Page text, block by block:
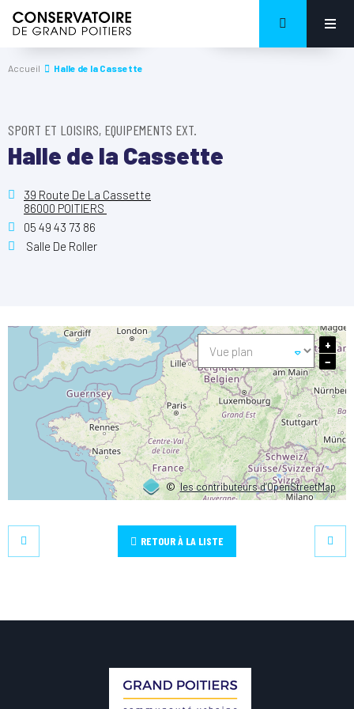
Accueil Halle de la Cassette
SPORT ET LOISIRS, EQUIPEMENTS EXT.
Halle de la Cassette
39 Route De La Cassette
86000 POITIERS
05 49 43 73 86
Salle De Roller
©les contributeurs d’OpenStreetMap
+
−
RETOUR À LA LISTE